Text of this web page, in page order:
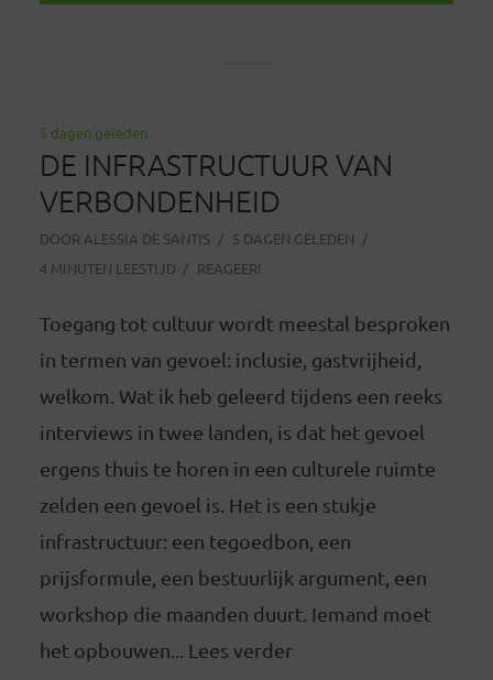
5 dagen geleden
DE INFRASTRUCTUUR VAN
VERBONDENHEID
DOOR ALESSIA DE SANTIS
5 DAGEN GELEDEN
4 MINUTEN LEESTIJD
REAGEER!
Toegang tot cultuur wordt meestal besproken
in termen van gevoel: inclusie, gastvrijheid,
welkom. Wat ik heb geleerd tijdens een reeks
interviews in twee landen, is dat het gevoel
ergens thuis te horen in een culturele ruimte
zelden een gevoel is. Het is een stukje
infrastructuur: een tegoedbon, een
prijsformule, een bestuurlijk argument, een
workshop die maanden duurt. Iemand moet
het opbouwen... Lees verder